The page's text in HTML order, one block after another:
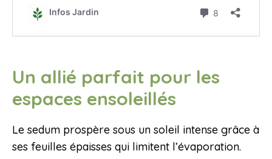
Un allié parfait pour les
espaces ensoleillés
Le sedum prospère sous un soleil intense grâce à
ses feuilles épaisses qui limitent l’évaporation.